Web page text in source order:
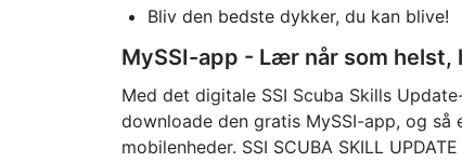
Bliv den bedste dykker, du kan blive!
MySSI-app - Lær når som helst,
Med det digitale SSI Scuba Skills
downloade den gratis MySSI-app, og
mobilenheder. SSI SCUBA SKILL